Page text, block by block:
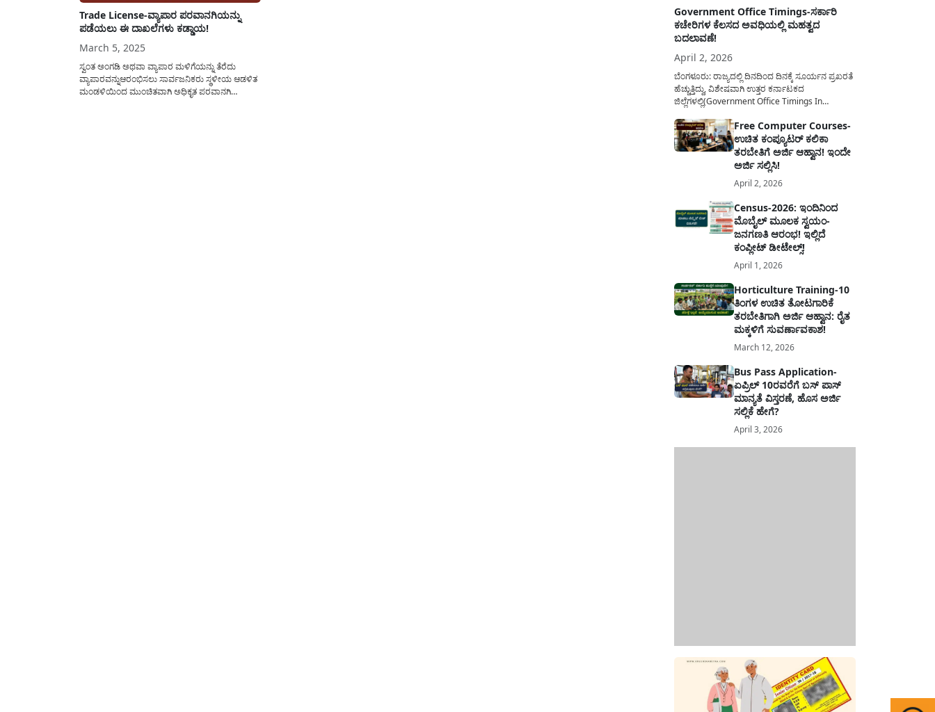
Trade License-ವ್ಯಾಪಾರ ಪರವಾನಗಿಯನ್ನು
ಪಡೆಯಲು ಈ ದಾಖಲೆಗಳು ಕಡ್ಡಾಯ!
March 5, 2025
ಸ್ವಂತ ಅಂಗಡಿ ಅಥವಾ ವ್ಯಾಪಾರ ಮಳಿಗೆಯನ್ನು ತೆರೆದು
ವ್ಯಾಪಾರವನ್ನುಆರಂಭಿಸಲು ಸಾರ್ವಜನಿಕರು ಸ್ಥಳೀಯ ಆಡಳಿತ
ಮಂಡಳಿಯಿಂದ ಮುಂಚಿತವಾಗಿ ಅಧಿಕೃತ ಪರವಾನಗಿ
Government Office Timings-ಸರ್ಕಾರಿ
ಕಚೇರಿಗಳ ಕೆಲಸದ ಅವಧಿಯಲ್ಲಿ ಮಹತ್ವದ
ಬದಲಾವಣೆ!
April 2, 2026
ಬೆಂಗಳೂರು: ರಾಜ್ಯದಲ್ಲಿ ದಿನದಿಂದ ದಿನಕ್ಕೆ ಸೂರ್ಯನ ಪ್ರಖರತೆ
ಹೆಚ್ಚುತ್ತಿದ್ದು, ವಿಶೇಷವಾಗಿ ಉತ್ತರ ಕರ್ನಾಟಕದ
ಜಿಲ್ಲೆಗಳಲ್ಲಿ(Government Office Timings In
ಹಿನ್ನೆಲೆಯಲ್ಲಿ ಸರ್ಕಾರಿ ನೌಕರರ ಹಿತದೃಷ್ಟಿಯಿಂದ ಹಾಗೂ
ಸಾರ್ವಜನಿಕರ ಅನುಕೂಲಕ್ಕಾಗಿ ಕರ್ನಾಟಕ ಸರ್ಕಾರವು
ಮಹತ್ವದ ನಿರ್ಧಾರವೊಂದನ್ನು ಕೈಗೊಂಡಿದೆ. ಕಿತ್ತೂರು ಕರ್ನಾಟಕ
ಮತ್ತು ಕಲ್ಯಾಣ ಕರ್ನಾಟಕದ ಒಟ್ಟು 9 ಜಿಲ್ಲೆಗಳಲ್ಲಿ ಏಪ್ರಿಲ್...
Free Computer Courses-
ಉಚಿತ ಕಂಪ್ಯೂಟರ್ ಕಲಿಕಾ
ತರಬೇತಿಗೆ ಅರ್ಜಿ ಆಹ್ವಾನ! ಇಂದೇ
ಅರ್ಜಿ ಸಲ್ಲಿಸಿ!
April 2, 2026
Census-2026: ಇಂದಿನಿಂದ
ಮೊಬೈಲ್ ಮೂಲಕ ಸ್ವಯಂ-
ಜನಗಣತಿ ಆರಂಭ! ಇಲ್ಲಿದೆ
ಕಂಪ್ಲೀಟ್ ಡೀಟೇಲ್ಸ್!
April 1, 2026
Horticulture Training-10
ತಿಂಗಳ ಉಚಿತ ತೋಟಗಾರಿಕೆ
ತರಬೇತಿಗಾಗಿ ಅರ್ಜಿ ಆಹ್ವಾನ: ರೈತ
ಮಕ್ಕಳಿಗೆ ಸುವರ್ಣಾವಕಾಶ!
March 12, 2026
Bus Pass Application-
ಏಪ್ರಿಲ್ 10ರವರೆಗೆ ಬಸ್ ಪಾಸ್
ಮಾನ್ಯತೆ ವಿಸ್ತರಣೆ, ಹೊಸ ಅರ್ಜಿ
ಸಲ್ಲಿಕೆ ಹೇಗೆ?
April 3, 2026